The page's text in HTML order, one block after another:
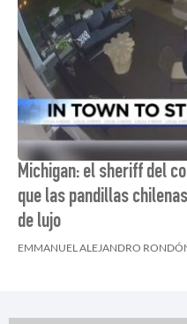
Michigan: el sheriff del
que las pandillas
de lujo
EMMANUEL ALEJANDRO